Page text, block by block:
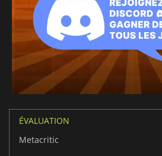
ÉVALUATION
Metacritic